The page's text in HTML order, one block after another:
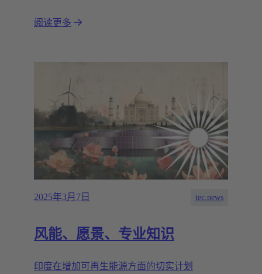
阅读更多
2025年3月7日 tec.news
风能、愿景、专业知识
印度在增加可再生能源方面的切实计划